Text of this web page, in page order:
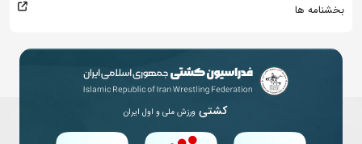
بخشنامه ها
کشتی ورزش ملی و اول ایران